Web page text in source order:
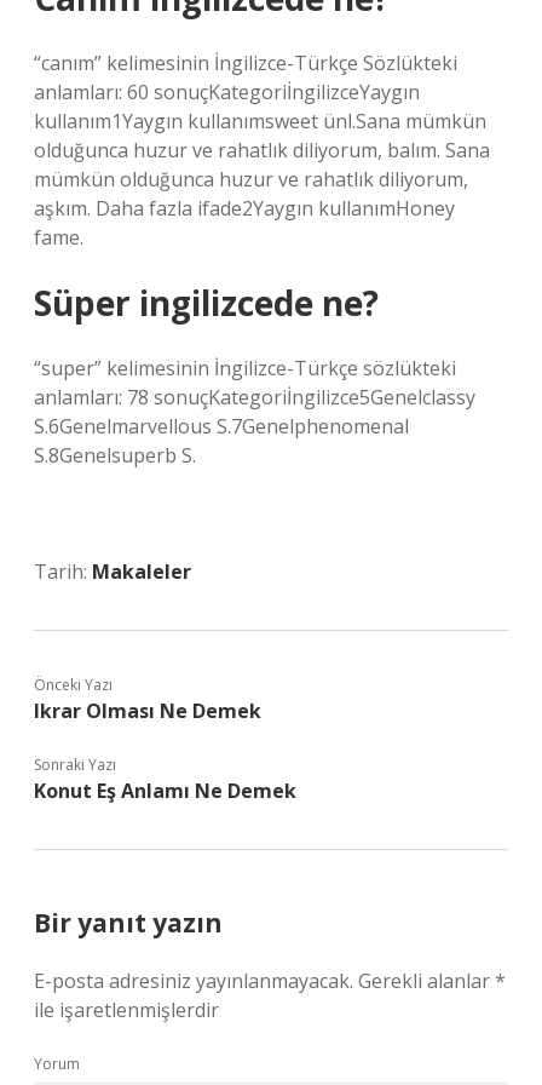
“canım” kelimesinin İngilizce-Türkçe Sözlükteki
anlamları: 60 sonuçKategoriİngilizceYaygın
kullanım1Yaygın kullanımsweet ünl.Sana mümkün
olduğunca huzur ve rahatlık diliyorum, balım. Sana
mümkün olduğunca huzur ve rahatlık diliyorum,
aşkım. Daha fazla ifade2Yaygın kullanımHoney
fame.
Süper ingilizcede ne?
“super” kelimesinin İngilizce-Türkçe sözlükteki
anlamları: 78 sonuçKategoriİngilizce5Genelclassy
S.6Genelmarvellous S.7Genelphenomenal
S.8Genelsuperb S.
Tarih: Makaleler
Önceki Yazı
Ikrar Olması Ne Demek
Sonraki Yazı
Konut Eş Anlamı Ne Demek
Bir yanıt yazın
E-posta adresiniz yayınlanmayacak. Gerekli alanlar*
ile işaretlenmişlerdir
Yorum